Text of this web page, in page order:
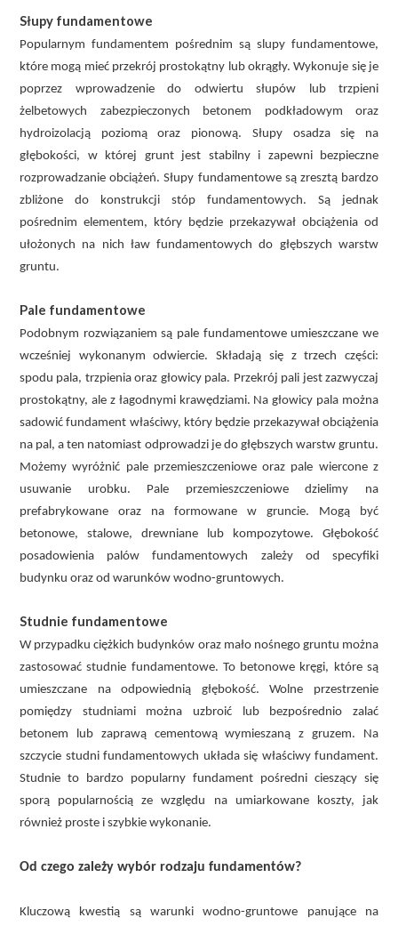
Słupy fundamentowe
Popularnym fundamentem pośrednim są slupy fundamentowe,
które mogą mieć przekrój prostokątny lub okrągły. Wykonuje się je
poprzez wprowadzenie do odwiertu słupów lub trzpieni
żelbetowych zabezpieczonych betonem podkładowym oraz
hydroizolacją poziomą oraz pionową. Słupy osadza się na
głębokości, w której grunt jest stabilny i zapewni bezpieczne
rozprowadzanie obciążeń. Słupy fundamentowe są zresztą bardzo
zbliżone do konstrukcji stóp fundamentowych. Są jednak
pośrednim elementem, który będzie przekazywał obciążenia od
ułożonych na nich ław fundamentowych do głębszych warstw
gruntu.
Pale fundamentowe
Podobnym rozwiązaniem są pale fundamentowe umieszczane we
wcześniej wykonanym odwiercie. Składają się z trzech części:
spodu pala, trzpienia oraz głowicy pala. Przekrój pali jest zazwyczaj
prostokątny, ale z łagodnymi krawędziami. Na głowicy pala można
sadowić fundament właściwy, który będzie przekazywał obciążenia
na pal, a ten natomiast odprowadzi je do głębszych warstw gruntu.
Możemy wyróżnić pale przemieszczeniowe oraz pale wiercone z
usuwanie urobku. Pale przemieszczeniowe dzielimy na
prefabrykowane oraz na formowane w gruncie. Mogą być
betonowe, stalowe, drewniane lub kompozytowe. Głębokość
posadowienia palów fundamentowych zależy od specyfiki
budynku oraz od warunków wodno-gruntowych.
Studnie fundamentowe
W przypadku ciężkich budynków oraz mało nośnego gruntu można
zastosować studnie fundamentowe. To betonowe kręgi, które są
umieszczane na odpowiednią głębokość. Wolne przestrzenie
pomiędzy studniami można uzbroić lub bezpośrednio zalać
betonem lub zaprawą cementową wymieszaną z gruzem. Na
szczycie studni fundamentowych układa się właściwy fundament.
Studnie to bardzo popularny fundament pośredni cieszący się
sporą popularnością ze względu na umiarkowane koszty, jak
również proste i szybkie wykonanie.
Od czego zależy wybór rodzaju fundamentów?
Kluczową kwestią są warunki wodno-gruntowe panujące na